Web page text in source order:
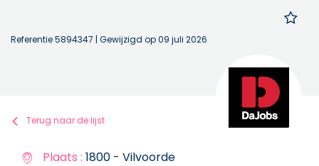
Referentie 5894347 | Gewijzigd op 09 juli 2026
Terug naar de lijst
Plaats : 1800 - Vilvoorde